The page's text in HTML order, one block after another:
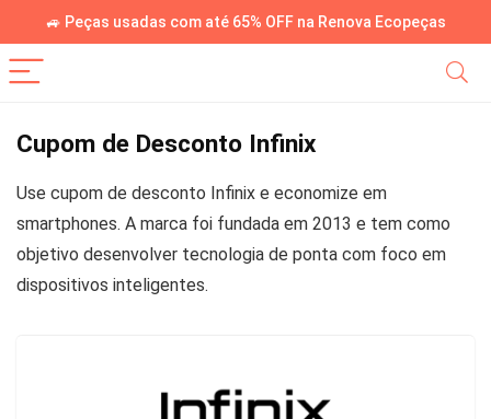
🚙 Peças usadas com até 65% OFF na Renova Ecopeças
Cupom de Desconto Infinix
Use cupom de desconto Infinix e economize em
smartphones. A marca foi fundada em 2013 e tem como
objetivo desenvolver tecnologia de ponta com foco em
dispositivos inteligentes.